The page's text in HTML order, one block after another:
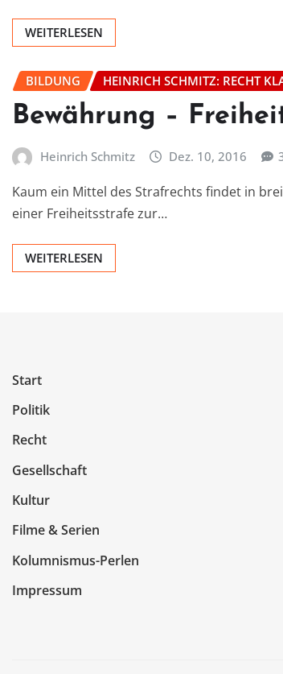
WEITERLESEN
BILDUNG HEINRICH SCHMITZ: RECHT
Bewährung –
Heinrich Schmitz Dez. 10, 2016
Kaum ein Mittel des Strafrechts findet in
einer Freiheitsstrafe zur…
WEITERLESEN
Start
Politik
Recht
Gesellschaft
Kultur
Filme & Serien
Kolumnismus-Perlen
Impressum